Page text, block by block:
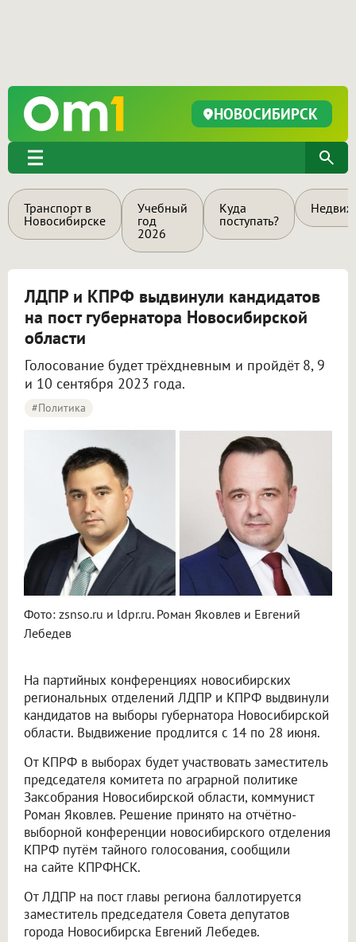
НОВОСИБИРСК
Транспорт в
Новосибирске
Учебный
год
2026
Куда
поступать?
ЛДПР и КПРФ выдвинули кандидатов
на пост губернатора Новосибирской
области
Голосование будет трёхдневным и пройдёт 8, 9
и 10 сентября 2023 года.
#Политика
Фото: zsnso.ru и ldpr.ru. Роман Яковлев и Евгений
Лебедев
На партийных конференциях новосибирских
региональных отделений ЛДПР и КПРФ выдвинули
кандидатов на выборы губернатора Новосибирской
области. Выдвижение продлится с 14 по 28 июня.
От КПРФ в выборах будет участвовать заместитель
председателя комитета по аграрной политике
Заксобрания Новосибирской области, коммунист
Роман Яковлев. Решение принято на отчётно-
выборной конференции новосибирского отделения
КПРФ путём тайного голосования, сообщили
на сайте КПРФНСК.
От ЛДПР на пост главы региона баллотируется
заместитель председателя Совета депутатов
города Новосибирска Евгений Лебедев.